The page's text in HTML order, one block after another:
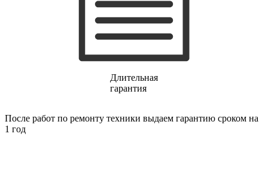
газовых плит
газовой поверхности
генераторов
генераторов дыма
гидравлических блоков питания
гидромассажеров
Длительная
гарантия
После работ по ремонту техники выдаем гарантию сроком на
1 год